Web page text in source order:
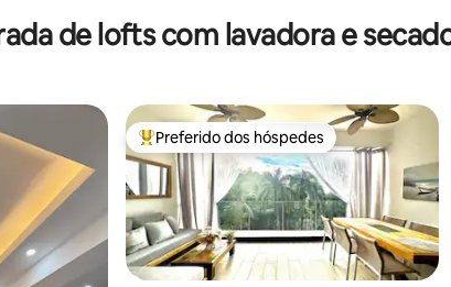
de lofts com lavadora e
Entre os melhores preferidos dos hóspedes
Preferido dos hóspedes